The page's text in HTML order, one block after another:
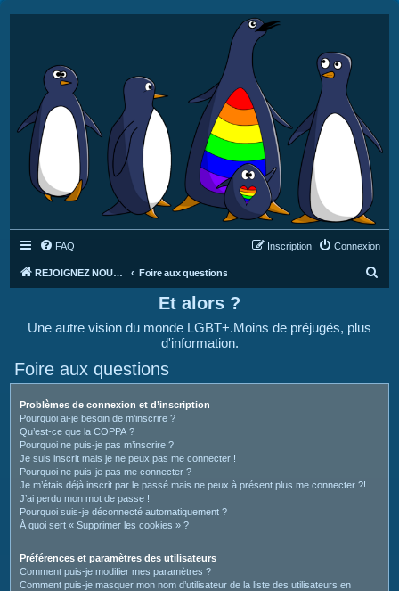
FAQ Connexion
Inscription
REJOIGNEZ NOUS SUR DISCORD : https://discord.gg/4C2Bvub Foire aux questions
Et alors ?
Une autre vision du monde LGBT+.Moins de préjugés, plus
d'information.
Foire aux questions
Problèmes de connexion et d’inscription
Pourquoi ai-je besoin de m’inscrire ?
Qu’est-ce que la COPPA ?
Pourquoi ne puis-je pas m’inscrire ?
Je suis inscrit mais je ne peux pas me connecter !
Pourquoi ne puis-je pas me connecter ?
Je m’étais déjà inscrit par le passé mais ne peux à présent plus me connecter ?!
J’ai perdu mon mot de passe !
Pourquoi suis-je déconnecté automatiquement ?
À quoi sert « Supprimer les cookies » ?
Préférences et paramètres des utilisateurs
Comment puis-je modifier mes paramètres ?
Comment puis-je masquer mon nom d’utilisateur de la liste des utilisateurs en